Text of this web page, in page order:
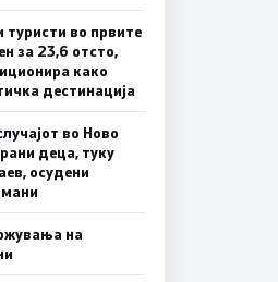
туристи во првите
за 23,6 отсто,
како
дестинација
во Ново
деца, туку
осудени
на